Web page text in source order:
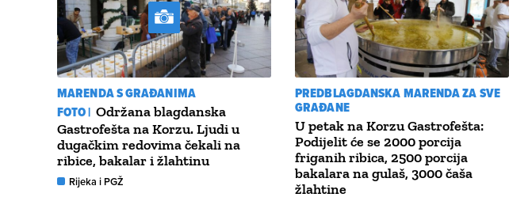
MARENDA S GRAĐANIMA
FOTO | Održana blagdanska
Gastrofešta na Korzu. Ljudi u
dugačkim redovima čekali na
ribice, bakalar i žlahtinu
Rijeka i PGŽ
PREDBLAGDANSKA MARENDA ZA SVE
GRAĐANE
U petak na Korzu Gastrofešta:
Podijelit će se 2000 porcija
friganih ribica, 2500 porcija
bakalara na gulaš, 3000 čaša
žlahtine